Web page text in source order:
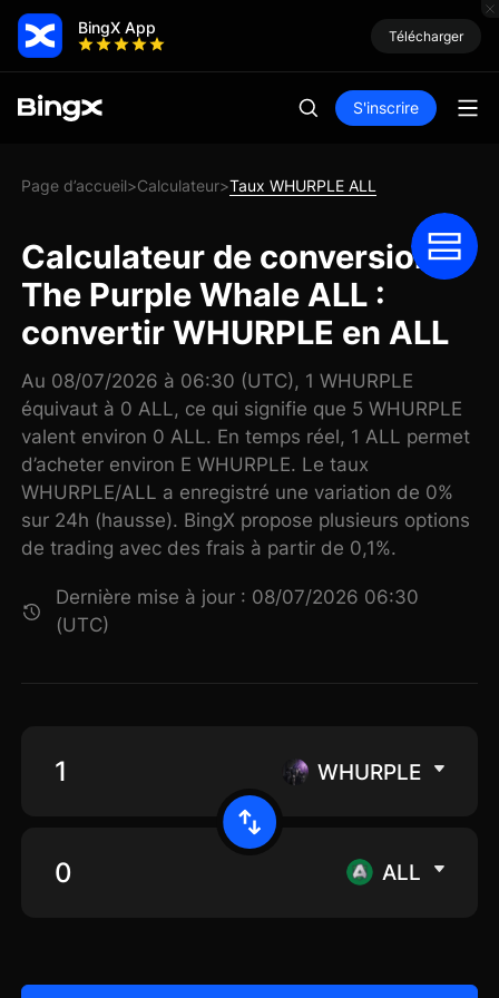
BingX App Télécharger
S'inscrire
Page d’accueil>Calculateur>Taux WHURPLE ALL
Calculateur de conversion
The Purple Whale ALL :
convertir WHURPLE en ALL
Au 08/07/2026 à 06:30 (UTC), 1 WHURPLE
équivaut à 0 ALL, ce qui signifie que 5 WHURPLE
valent environ 0 ALL. En temps réel, 1 ALL permet
d’acheter environ E WHURPLE. Le taux
WHURPLE/ALL a enregistré une variation de 0%
sur 24h (hausse). BingX propose plusieurs options
de trading avec des frais à partir de 0,1%.
Dernière mise à jour : 08/07/2026 06:30
(UTC)
WHURPLE
ALL